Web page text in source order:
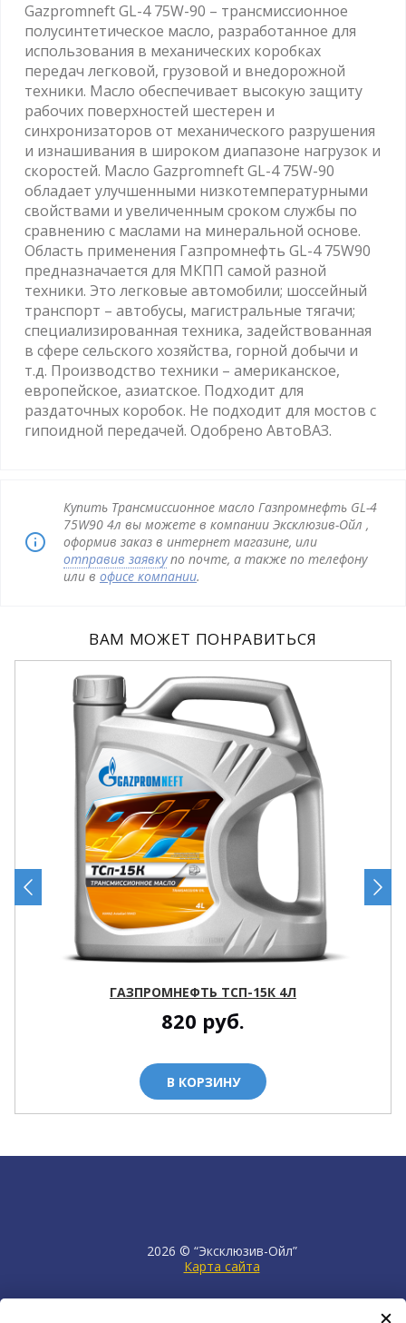
Gazpromneft GL-4 75W-90 – трансмиссионное
полусинтетическое масло, разработанное для
использования в механических коробках
передач легковой, грузовой и внедорожной
техники. Масло обеспечивает высокую защиту
рабочих поверхностей шестерен и
синхронизаторов от механического разрушения
и изнашивания в широком диапазоне нагрузок и
скоростей. Масло Gazpromneft GL-4 75W-90
обладает улучшенными низкотемпературными
свойствами и увеличенным сроком службы по
сравнению с маслами на минеральной основе.
Область применения Газпромнефть GL-4 75W90
предназначается для МКПП самой разной
техники. Это легковые автомобили; шоссейный
транспорт – автобусы, магистральные тягачи;
специализированная техника, задействованная
в сфере сельского хозяйства, горной добычи и
т.д. Производство техники – американское,
европейское, азиатское. Подходит для
раздаточных коробок. Не подходит для мостов с
гипоидной передачей. Одобрено АвтоВАЗ.
Купить Трансмиссионное масло Газпромнефть GL-4
75W90 4л вы можете в компании Эксклюзив-Ойл ,
оформив заказ в интернет магазине, или
отправив заявкупо почте, а также по телефону
или в офисе компании.
ВАМ МОЖЕТ ПОНРАВИТЬСЯ
ГАЗПРОМНЕФТЬ ТСП-15К 4Л
820 руб.
В КОРЗИНУ
2026 © “Эксклюзив-Ойл”
Карта сайта